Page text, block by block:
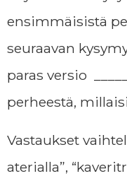
ensimmäisistä
seuraavan
paras versio
perheestä,
Vastaukset
aterialla”,